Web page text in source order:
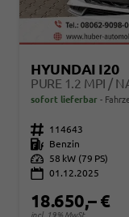
HYUNDAI I20
sofort lieferbar
Fahrzeugnr. 114643
Kraftstoff
Benzin
Leistung
58 kW (79 PS)
01.12.2025
18.650,– €